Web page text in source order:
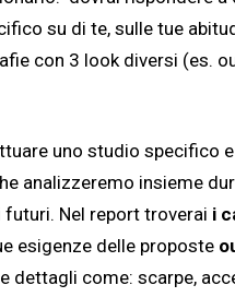
su di te, sulle tue
con 3 look diversi (es.
uno studio specifico
analizzeremo insieme
Nel report troverai i
esigenze delle proposte
dettagli come: scarpe,